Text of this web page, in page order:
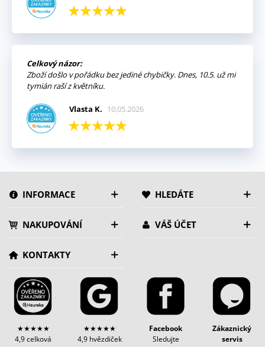
Celkový názor:
Zboží došlo v pořádku bez jediné chybičky. Dnes, 10.5. už mi
tymián raší z květníku.
Vlasta K. 10.05.2026
INFORMACE HLEDÁTE
NAKUPOVÁNÍ VÁŠ ÚČET
KONTAKTY
★★★★★
4,9 celková
★★★★★
4,9 hvězdiček
Facebook
Sledujte
Zákaznický
servis